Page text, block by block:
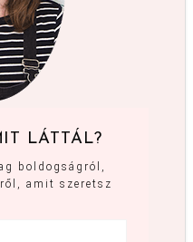
LÁTTÁL?
boldogságról,
amit szeretsz